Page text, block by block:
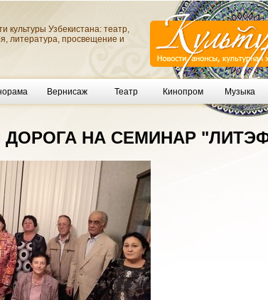
культуры Узбекистана: театр,
литература, просвещение и
Вернисаж Театр Кинопром Музыка
ДОРОГА НА СЕМИНАР